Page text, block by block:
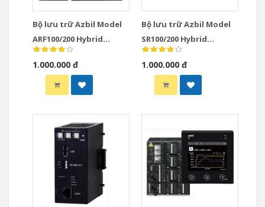
Bộ lưu trữ Azbil Model
ARF100/200 Hybrid
Recorders
1.000.000 đ
Bộ lưu trữ Azbil Model
SR100/200 Hybrid
Recorders
1.000.000 đ